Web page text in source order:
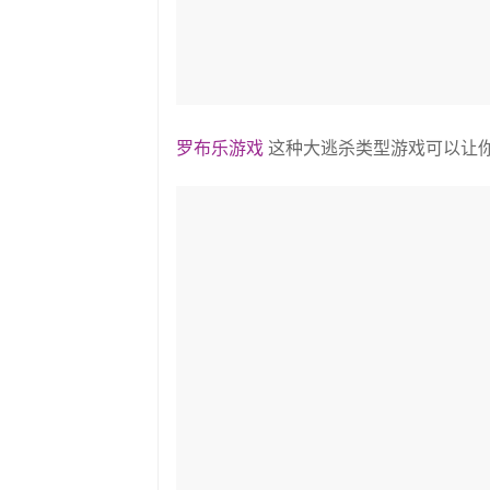
罗布乐游戏 这种大逃杀类型游戏可以让